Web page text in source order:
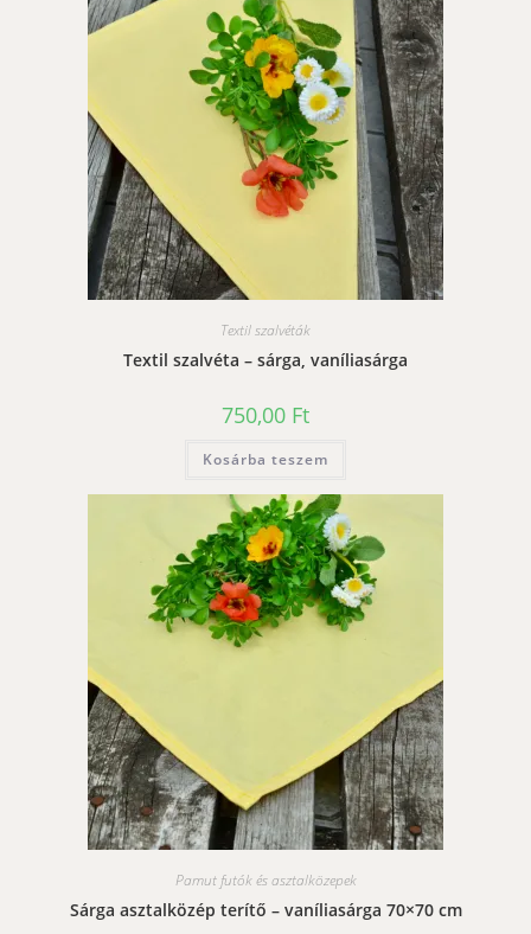
Textil szalvéták
Textil szalvéta – sárga, vaníliasárga
750,00 Ft
Kosárba teszem
Pamut futók és asztalközepek
Sárga asztalközép terítő – vaníliasárga 70×70 cm